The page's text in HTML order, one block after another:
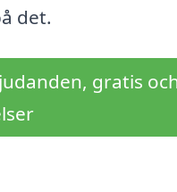
det.
gratis